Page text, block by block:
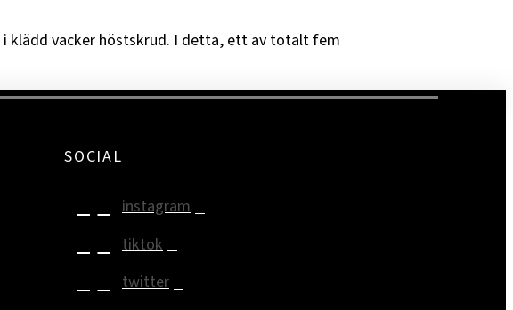
klädd vacker höstskrud. I detta, ett av totalt fem
SOCIAL
instagram
tiktok
twitter